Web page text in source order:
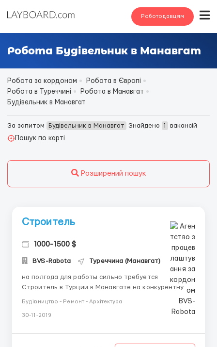
Роботодавцям
Робота Будівельник в Манавгат
Робота за кордоном
Робота в Європі
Робота в Туреччині
Робота в Манавгат
Будівельник в Манавгат
За запитом Будівельник в Манавгат Знайдено 1
вакансій
Пошук по карті
Розширений пошук
Строитель
1000-1500 $
BVS-Rabota Туреччина (Манавгат)
на полгода для работы сильно требуется
Строитель в Турции в Манавгате на конкурентную
стабильный работник, не нужен - владения
Будівництво - Ремонт - Архітектура
30-11-2019